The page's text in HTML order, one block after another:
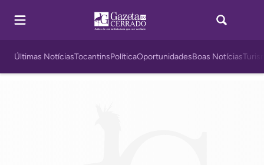
Últimas NotíciasTocantinsPolíticaOportunidadesBoas Notícias